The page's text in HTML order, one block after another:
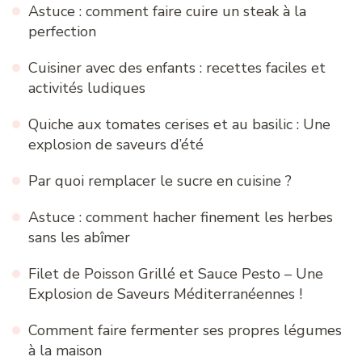
Astuce : comment faire cuire un steak à la
perfection
Cuisiner avec des enfants : recettes faciles et
activités ludiques
Quiche aux tomates cerises et au basilic : Une
explosion de saveurs d’été
Par quoi remplacer le sucre en cuisine ?
Astuce : comment hacher finement les herbes
sans les abîmer
Filet de Poisson Grillé et Sauce Pesto – Une
Explosion de Saveurs Méditerranéennes !
Comment faire fermenter ses propres légumes
à la maison